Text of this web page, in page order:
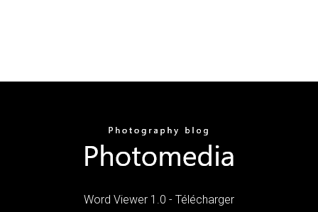
Word Viewer 1.0 - Télécharger